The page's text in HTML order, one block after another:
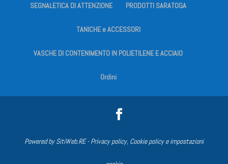
SEGNALETICA DI ATTENZIONE PRODOTTI SARATOGA
TANICHE e ACCESSORI
VASCHE DI CONTENIMENTO IN POLIETILENE E ACCIAIO
Ordini
Powered bySitiWeb.RE-Privacy policy, Cookie policy e impostazioni